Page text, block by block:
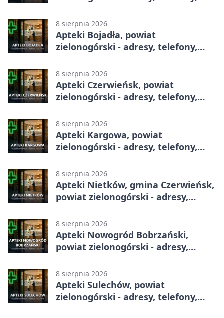
8 sierpnia 2026
Apteki Bojadła, powiat
zielonogórski - adresy, telefony,
8 sierpnia 2026
Apteki Czerwieńsk, powiat
zielonogórski - adresy, telefony,
8 sierpnia 2026
Apteki Kargowa, powiat
zielonogórski - adresy, telefony,
8 sierpnia 2026
Apteki Nietków, gmina Czerwieńsk,
powiat zielonogórski - adresy,
8 sierpnia 2026
Apteki Nowogród Bobrzański,
powiat zielonogórski - adresy,
8 sierpnia 2026
Apteki Sulechów, powiat
zielonogórski - adresy, telefony,